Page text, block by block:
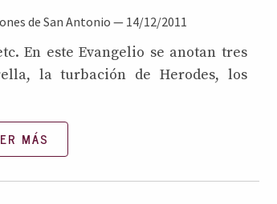
de San Antonio — 14/12/2011
En este Evangelio se anotan tres
la turbación de Herodes, los
MÁS